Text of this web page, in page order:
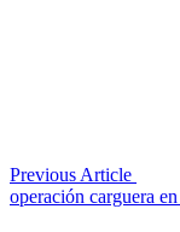
Previous Article
operación carguera